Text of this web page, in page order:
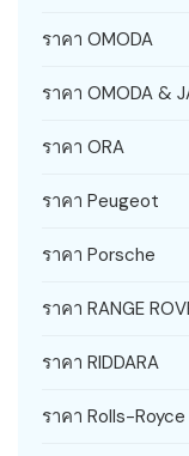
ราคา OMODA
ราคา OMODA &
ราคา ORA
ราคา Peugeot
ราคา Porsche
ราคา RANGE
ราคา RIDDARA
ราคา Rolls-Royce